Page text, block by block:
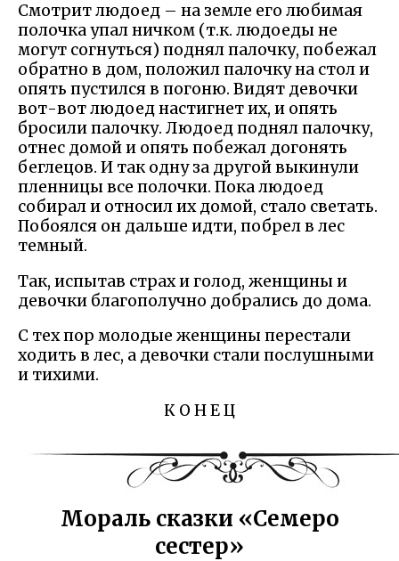
Смотрит людоед – на земле его любимая
полочка упал ничком (т.к. людоеды не
могут согнуться) поднял палочку, побежал
обратно в дом, положил палочку на стол и
опять пустился в погоню. Видят девочки
вот-вот людоед настигнет их, и опять
бросили палочку. Людоед поднял палочку,
отнес домой и опять побежал догонять
беглецов. И так одну за другой выкинули
пленницы все полочки. Пока людоед
собирал и относил их домой, стало светать.
Побоялся он дальше идти, побрел в лес
темный.
Так, испытав страх и голод, женщины и
девочки благополучно добрались до дома.
С тех пор молодые женщины перестали
ходить в лес, а девочки стали послушными
и тихими.
К О Н Е Ц
Мораль сказки «Семеро
сестер»